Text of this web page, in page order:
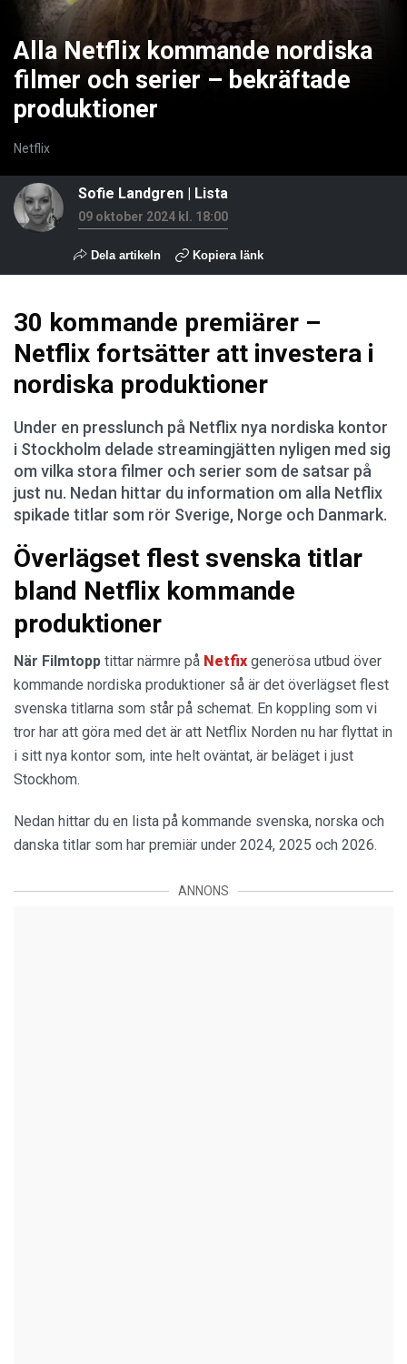
Alla Netflix kommande nordiska
filmer och serier – bekräftade
produktioner
Netflix
Sofie Landgren Lista
09 oktober 2024 kl. 18:00
Dela artikeln Kopiera länk
30 kommande premiärer –
Netflix fortsätter att investera i
nordiska produktioner
Under en presslunch på Netflix nya nordiska kontor
i Stockholm delade streamingjätten nyligen med sig
om vilka stora filmer och serier som de satsar på
just nu. Nedan hittar du information om alla Netflix
spikade titlar som rör Sverige, Norge och Danmark.
Överlägset flest svenska titlar
bland Netflix kommande
produktioner
När Filmtopp tittar närmre på Netfix generösa utbud över
kommande nordiska produktioner så är det överlägset flest
svenska titlarna som står på schemat. En koppling som vi
tror har att göra med det är att Netflix Norden nu har flyttat in
i sitt nya kontor som, inte helt oväntat, är beläget i just
Stockhom.
Nedan hittar du en lista på kommande svenska, norska och
danska titlar som har premiär under 2024, 2025 och 2026.
ANNONS